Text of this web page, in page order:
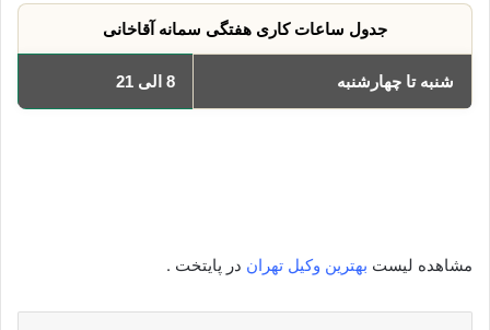
جدول ساعات کاری هفتگی سمانه آقاخانی
شنبه تا چهارشنبه 8 الی 21
مشاهده لیست بهترین وکیل تهران در پایتخت .